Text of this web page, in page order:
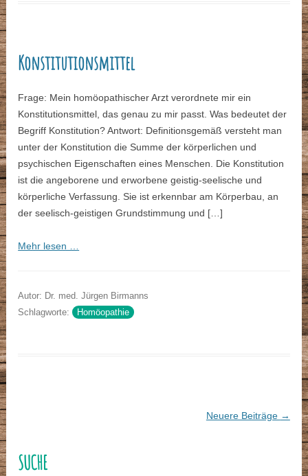
Konstitutionsmittel
Frage: Mein homöopathischer Arzt verordnete mir ein
Konstitutionsmittel, das genau zu mir passt. Was bedeutet der
Begriff Konstitution? Antwort: Definitionsgemäß versteht man
unter der Konstitution die Summe der körperlichen und
psychischen Eigenschaften eines Menschen. Die Konstitution
ist die angeborene und erworbene geistig-seelische und
körperliche Verfassung. Sie ist erkennbar am Körperbau, an
der seelisch-geistigen Grundstimmung und […]
Mehr lesen …
Autor: Dr. med. Jürgen Birmanns
Schlagworte: Homöopathie
Neuere Beiträge →
SUCHE